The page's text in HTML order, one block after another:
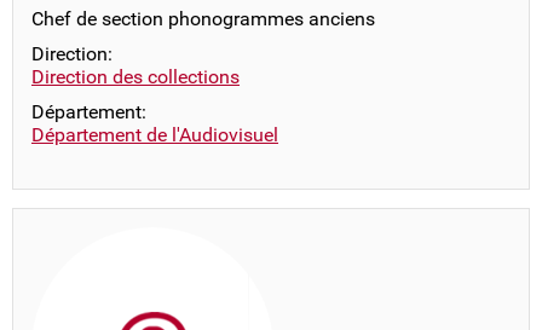
Chef de section phonogrammes anciens
Direction:
Direction des collections
Département:
Département de l'Audiovisuel